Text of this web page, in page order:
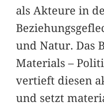
als Akteure in
und Natur. Das
Materials –
vertieft diesen
und setzt